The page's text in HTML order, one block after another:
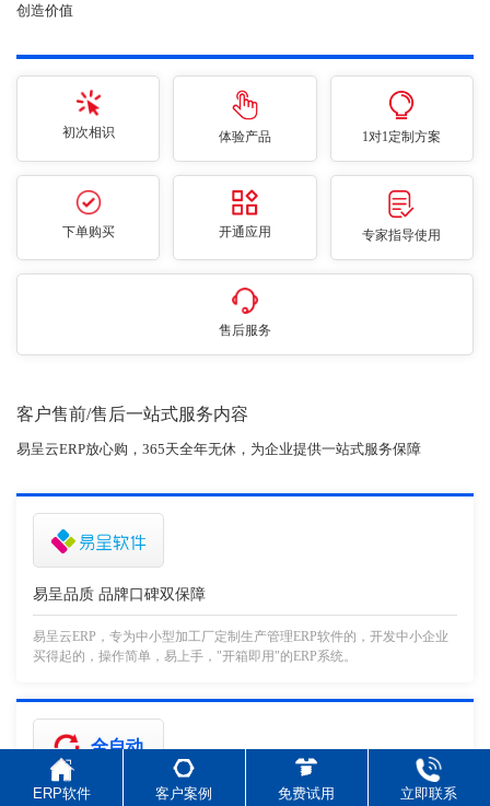
创造价值
初次相识 体验产品 1对1定制方案
下单购买 开通应用 专家指导使用
售后服务
客户售前/售后一站式服务内容
易呈云ERP放心购，365天全年无休，为企业提供一站式服务保障
易呈品质 品牌口碑双保障
易呈云ERP，专为中小型加工厂定制生产管理ERP软件的，开发中小企业
买得起的，操作简单，易上手，"开箱即用"的ERP系统。
全自动
高性价比，自动更新最新版本
ERP软件 客户案例 免费试用 立即联系